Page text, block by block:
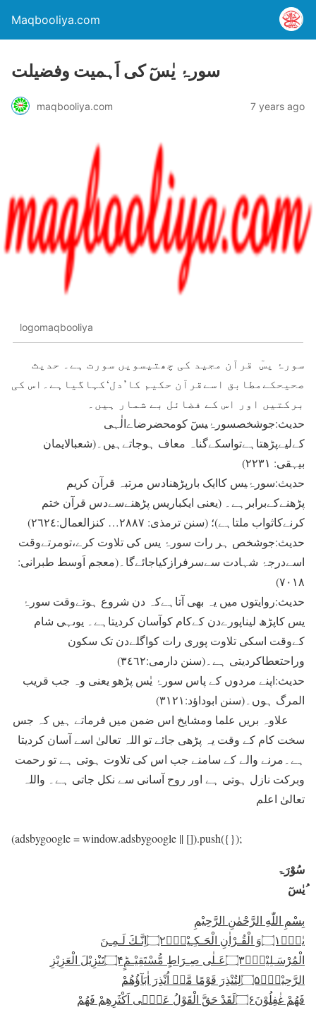
Maqbooliya.com
سورۂ یٰسٓ کی اَہمیت وفضیلت
maqbooliya.com 7 years ago
logomaqbooliya
سورۂ یسٓ قرآن مجید کی چھتیسویں سورت ہے۔ حدیث
صحیحکےمطابق اسےقرآن حکیم کا’دل‘کہاگیاہے۔اس کی
برکتیں اور اس کے فضائل بے شمار ہیں۔
حدیث:جوشخصسورۂیسٓ کومحضرضاےالٰہی
کےلیےپڑھتاہےتواسکےگناہ معاف ہوجاتےہیں۔(شعبالایمان
بیہقی: ٢٢٣١)
حدیث:سورۂیس کاایک بارپڑھنادس مرتبہ قرآن کریم
پڑھنےکےبرابرہے۔ (یعنی ایکباریس پڑھنےسےدس قرآن ختم
کرنےکاثواب ملتاہے)؛ (سنن ترمذی: ٢٨٨٧… کنزالعمال:٢٦٢٤)
حدیث:جوشخص ہر رات سورۂ یس کی تلاوت کرے،تومرتےوقت
اسےدرجۂ شہادت سےسرفرازکیاجائےگا۔(معجم اَوسط طبرانی:
٧٠١٨)
حدیث:روایتوں میں یہ بھی آتاہےکہ دن شروع ہوتےوقت سورۂ
یس کاپڑھ لیناپورےدن کےکام کوآسان کردیتاہے۔ یوںہی شام
کےوقت اسکی تلاوت پوری رات کواگلےدن تک سکون
وراحتعطاکردیتی ہے۔(سنن دارمی:٣٤٦٢)
حدیث:اپنے مردوں کے پاس سورۂ یٰس پڑھو یعنی وہ جب قریب
المرگ ہوں۔(سنن ابوداؤد:۳۱۲۱)
علاوہ بریں علما ومشایخ اس ضمن میں فرماتے ہیں کہ جس
سخت کام کے وقت یہ پڑھی جائے تو اللہ تعالیٰ اسے آسان کردیتا
ہے۔مرنے والے کے سامنے جب اس کی تلاوت ہوتی ہے تو رحمت
وبرکت نازل ہوتی ہے اور روح آسانی سے نکل جاتی ہے۔ واللہ
تعالیٰ اعلم
(adsbygoogle = window.adsbygoogle || []).push({});
سُوْرَۃ
ُیٰسٓ
بِسْمِ اللّٰهِ الرَّحْمٰنِ الرَّحِیْمِ
یٰسٓۚ۝۱وَ الْقُـرْاٰنِ الْحَـكِـیْمِۙ۝۲اِنَّـكَ لَـمِـنَ
الْمُرْسَـلِیْنَۙ۝۳عَـلٰى صِـرَاطٍ مُّسْتَقِیْـمٍؕ۝۴تَنْزِیْلَ الْعَزِیْزِ
الرَّحِیْمِۙ۝۵لِتُنْذِرَ قَوْمًا مَّاۤ اُنْذِرَ اٰبَآؤُهُمْ
فَهُمْ غٰفِلُوْنَ۝۶لَقَدْ حَقَّ الْقَوْلُ عَلٰۤى اَكْثَرِهِمْ فَهُمْ